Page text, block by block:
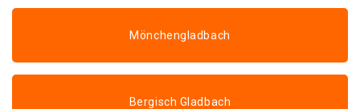
Mönchengladbach
Bergisch Gladbach